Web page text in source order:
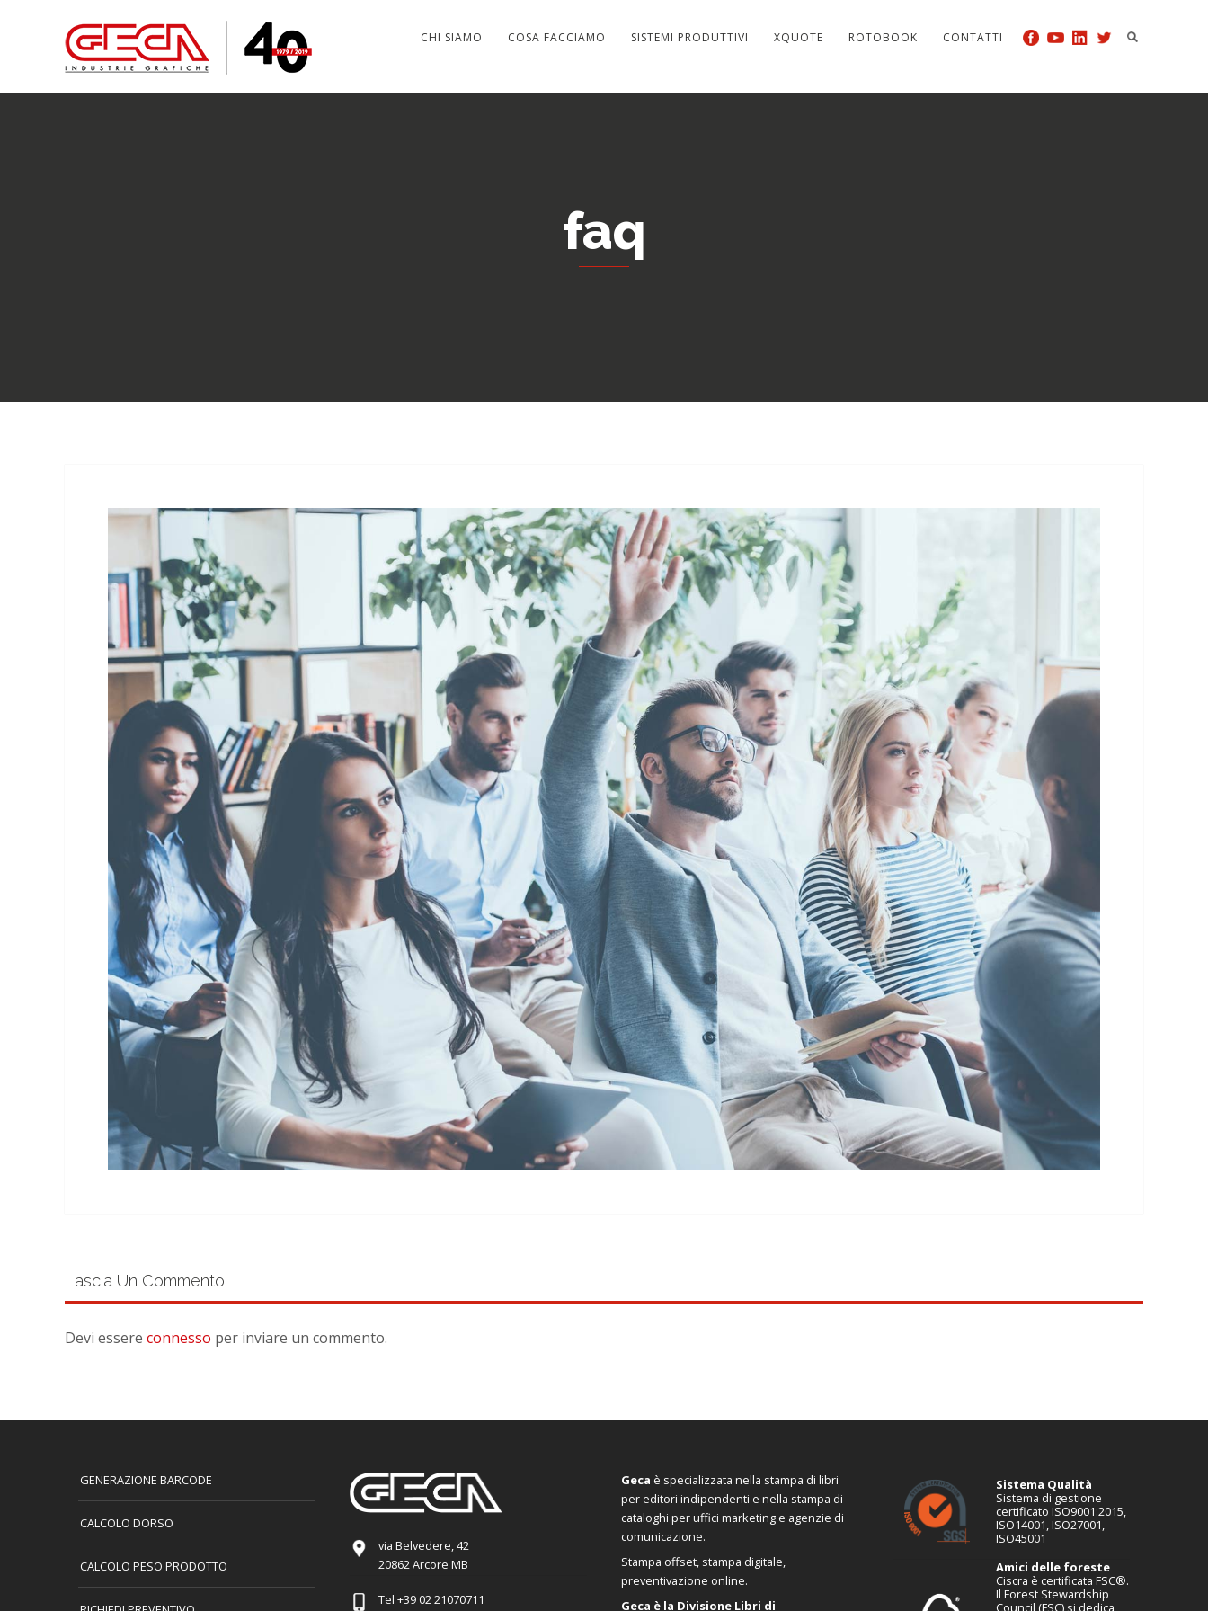
CHI SIAMO COSA FACCIAMO SISTEMI PRODUTTIVI XQUOTE ROTOBOOK CONTATTI
faq
Lascia Un Commento
Devi essere connesso per inviare un commento.
GENERAZIONE BARCODE
CALCOLO DORSO
CALCOLO PESO PRODOTTO
via Belvedere, 42
20862 Arcore MB
Tel +39 02 21070711
Geca è specializzata nella stampa di libri
per editori indipendenti e nella stampa di
cataloghi per uffici marketing e agenzie di
comunicazione.
Stampa offset, stampa digitale,
preventivazione online.
Geca è la Divisione Libri di
Sistema Qualità
Sistema di gestione
certificato ISO9001:2015,
ISO14001, ISO27001,
ISO45001
Amici delle foreste
Ciscra è certificata FSC®.
Il Forest Stewardship
Council (FSC) si dedica